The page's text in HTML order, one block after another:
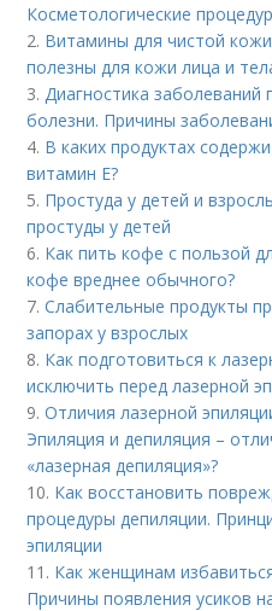
Косметологические
2. Витамины для чистой
полезны для кожи лица и
3.Диагностика заболеваний
болезни. Причины
4. В каких продуктах
витамин Е?
5. Простуда у детей и
простуды у детей
6. Как пить кофе с пользой
кофе вреднее обычного?
7.Слабительные продукты
запорах у взрослых
8. Как подготовиться к
исключить перед лазерной
9.Отличия лазерной
Эпиляция и депиляция –
«лазерная депиляция»?
10. Как восстановить
процедуры депиляции.
эпиляции
11. Как женщинам
Причины появления усиков